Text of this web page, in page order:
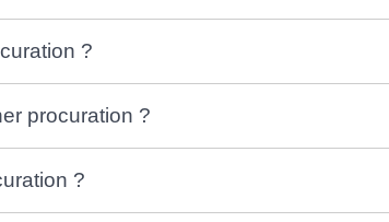
?
procuration ?
?